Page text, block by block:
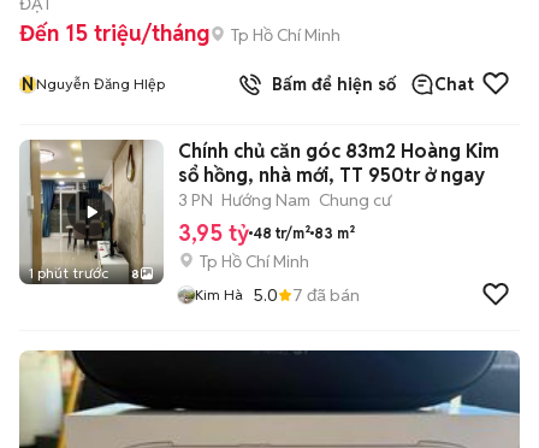
Đến 15 triệu/tháng Tp Hồ Chí Minh
NNguyễn Đăng HIệp Bấm để hiện số Chat
1 phút trước 8
Chính chủ căn góc 83m2 Hoàng Kim
sổ hồng, nhà mới, TT 950tr ở ngay
3 PN Hướng Nam Chung cư
3,95 tỷ 48 tr/m² 83 m²
Tp Hồ Chí Minh
Kim Hà 5.0 7 đã bán